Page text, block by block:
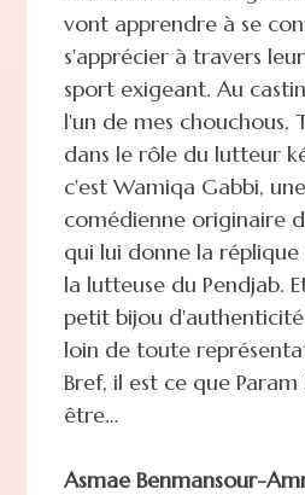
vont apprendre à se
s'apprécier à travers
sport exigeant. Au
l'un de mes chouchous,
dans le rôle du lutteur
c'est Wamiqa Gabbi,
comédienne originaire
qui lui donne la
la lutteuse du Pendjab.
petit bijou d'authenticité
loin de toute
Bref, il est ce que
être…
Asmae Benmansour-